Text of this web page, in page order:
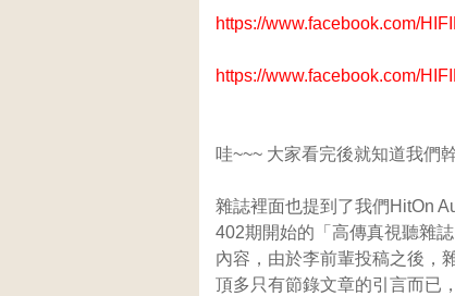
https://www.facebook.com/
https://www.facebook.com/
哇~~~ 大家看完後就知道我
雜誌裡面也提到了我們HitOn
402期開始的「高傳真視聽雜
內容，由於李前輩投稿之後，
頂多只有節錄文章的引言而已